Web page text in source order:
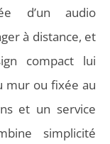
d’un audio
à distance, et
compact lui
mur ou fixée au
et un service
simplicité